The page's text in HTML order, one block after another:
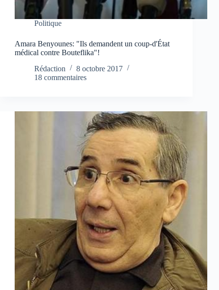
Politique
Amara Benyounes: "Ils demandent un coup-d'État
médical contre Bouteflika"!
Rédaction
8 octobre 2017
18 commentaires